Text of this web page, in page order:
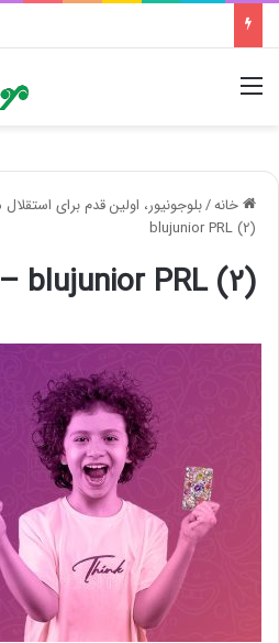
خانه/بلوجونیور، اولین قدم برای
blujunior PRL (2)
blujunior PRL (2)